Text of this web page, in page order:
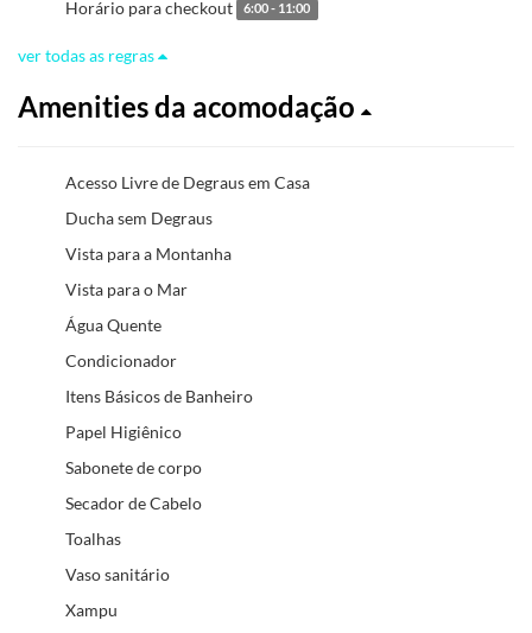
Horário para checkout 6:00 - 11:00
ver todas as regras
Amenities da acomodação
Acesso Livre de Degraus em Casa
Ducha sem Degraus
Vista para a Montanha
Vista para o Mar
Água Quente
Condicionador
Itens Básicos de Banheiro
Papel Higiênico
Sabonete de corpo
Secador de Cabelo
Toalhas
Vaso sanitário
Xampu